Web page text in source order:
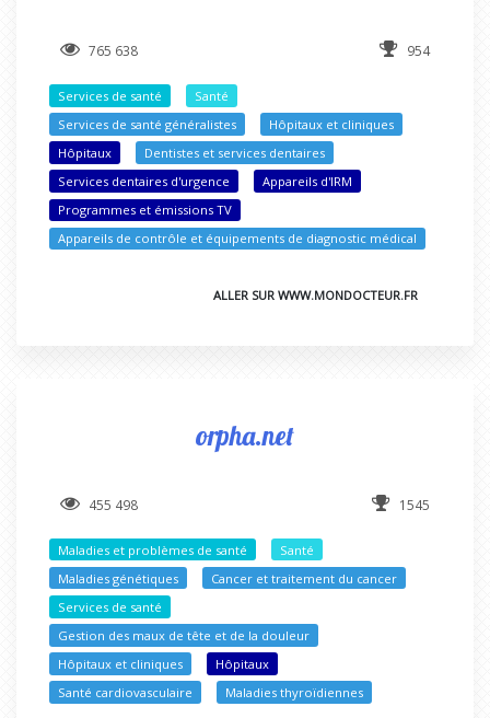
765 638 954
Services de santé
Santé
Services de santé généralistes
Hôpitaux et cliniques
Hôpitaux
Dentistes et services dentaires
Services dentaires d'urgence
Appareils d'IRM
Programmes et émissions TV
Appareils de contrôle et équipements de diagnostic médical
ALLER SUR WWW.MONDOCTEUR.FR
orpha.net
455 498 1545
Maladies et problèmes de santé
Santé
Maladies génétiques
Cancer et traitement du cancer
Services de santé
Gestion des maux de tête et de la douleur
Hôpitaux et cliniques
Hôpitaux
Santé cardiovasculaire
Maladies thyroïdiennes